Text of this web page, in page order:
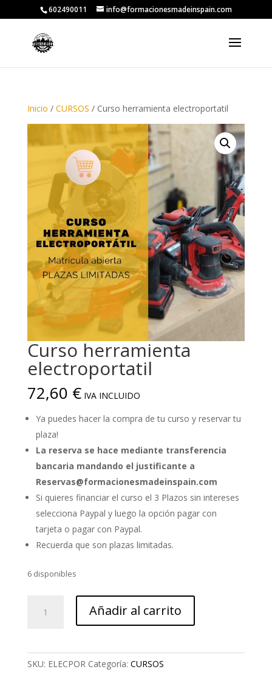
602490011 info@formacionesmadeinspain.com
Inicio / CURSOS / Curso herramienta electroportatil
Curso herramienta
electroportatil
72,60 € IVA INCLUIDO
Ya puedes hacer la compra de tu curso y reservar tu
plaza!
La reserva se hace mediante transferencia
bancaria mandando el justificante a
Reservas@formacionesmadeinspain.com
Si quieres financiar el curso el 3 Plazos sin intereses
selecciona Paypal y luego la opción pagar con
tarjeta o pagar con Paypal.
Recuerda que son plazas limitadas.
6 disponibles
herramienta
Añadir al carrito
SKU: ELECPOR Categoría: CURSOS